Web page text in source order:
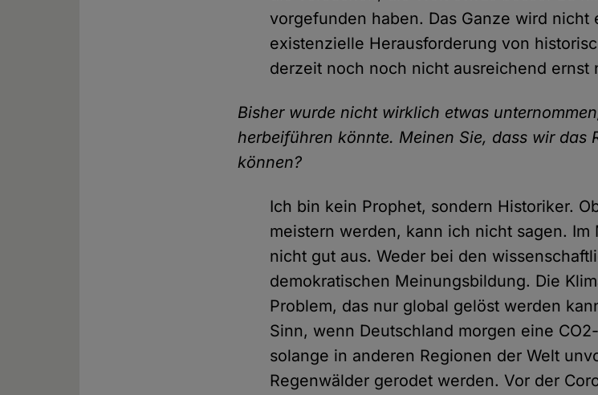
vorgefunden haben. Das Ganze wird nicht
existenzielle Herausforderung von
derzeit noch noch nicht ausreichend ernst
Bisher wurde nicht wirklich etwas
herbeiführen könnte. Meinen Sie, dass wir das
können?
Ich bin kein Prophet, sondern Historiker.
meistern werden, kann ich nicht sagen.
nicht gut aus. Weder bei den
demokratischen Meinungsbildung. Die
Problem, das nur global gelöst werden
Sinn, wenn Deutschland morgen eine
solange in anderen Regionen der Welt
Regenwälder gerodet werden. Vor der